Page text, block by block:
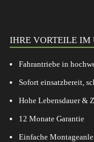
IHRE VORTEILE IM
Fahrantriebe in
Sofort einsatzbereit,
Hohe Lebensdauer &
12 Monate Garantie
Einfache